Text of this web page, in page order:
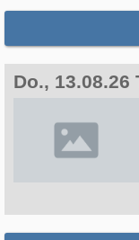
Do.,